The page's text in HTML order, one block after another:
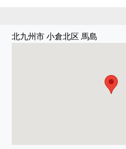
北九州市 小倉北区 馬島